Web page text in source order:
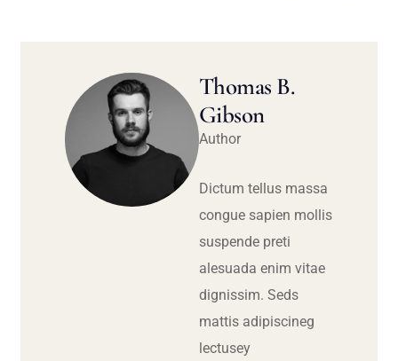
Thomas B.
Gibson
Author
Dictum tellus massa
congue sapien mollis
suspende preti
alesuada enim vitae
dignissim. Seds
mattis adipiscineg
lectusey